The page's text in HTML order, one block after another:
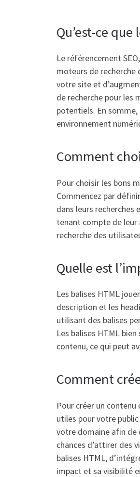
Qu’est-ce
Le référencement
moteurs de recherche
votre site et
de recherche pour les
potentiels. En
environnement
Comment
Pour choisir les bons
Commencez par
dans leurs
tenant compte de leur
recherche des
Quelle est
Les balises HTML
description et les
utilisant des balises
Les balises HTML
contenu, ce qui peut
Comment
Pour créer un
utiles pour votre
votre domaine afin de
chances d’attirer des
balises HTML,
impact et sa visibilité